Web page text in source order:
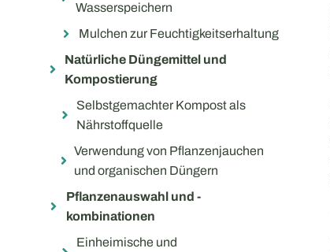
Wasserspeichern
Mulchen zur Feuchtigkeitserhaltung
Natürliche Düngemittel und
Kompostierung
Selbstgemachter Kompost als
Nährstoffquelle
Verwendung von Pflanzenjauchen
und organischen Düngern
Pflanzenauswahl und -
kombinationen
Einheimische und